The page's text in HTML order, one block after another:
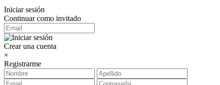
Iniciar sesión
Continuar como invitado
Crear una cuenta
×
Registrarme